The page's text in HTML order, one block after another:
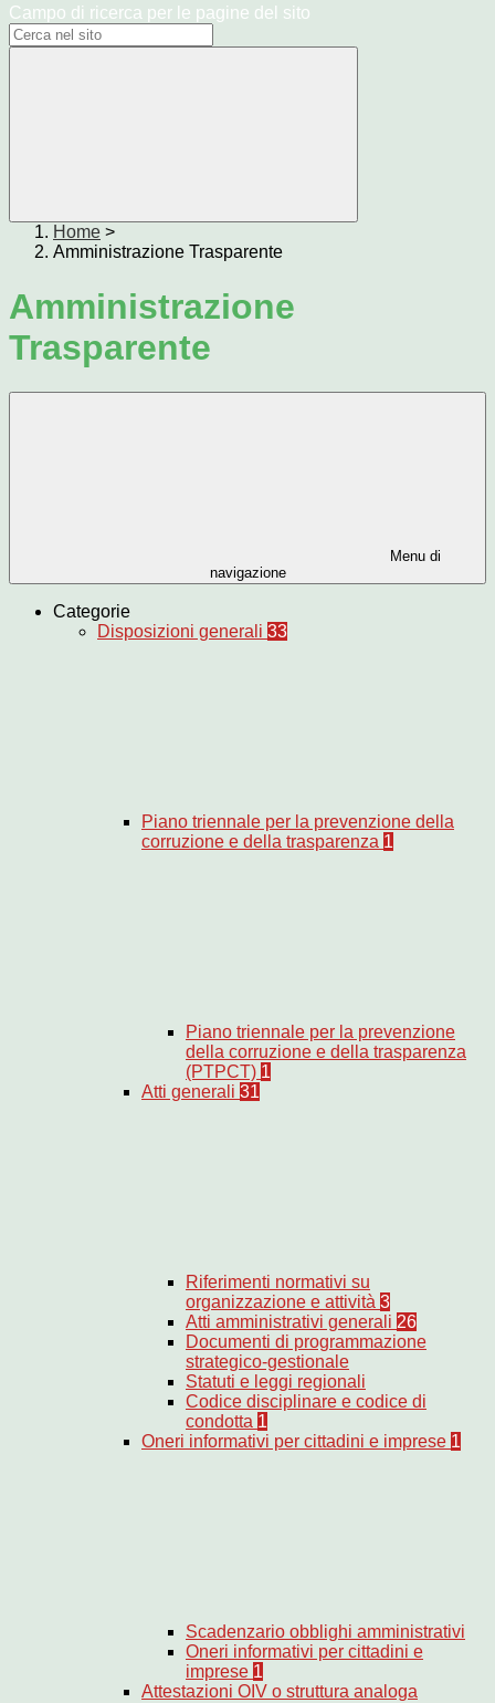
Campo di ricerca per le pagine del sito
Home >
Amministrazione Trasparente
Amministrazione
Trasparente
Menu di
navigazione
Categorie
Disposizioni generali 33
Piano triennale per la prevenzione della
corruzione e della trasparenza 1
Piano triennale per la prevenzione
della corruzione e della trasparenza
(PTPCT) 1
Atti generali 31
Riferimenti normativi su
organizzazione e attività 3
Atti amministrativi generali 26
Documenti di programmazione
strategico-gestionale
Statuti e leggi regionali
Codice disciplinare e codice di
condotta 1
Oneri informativi per cittadini e imprese 1
Scadenzario obblighi amministrativi
Oneri informativi per cittadini e
imprese 1
Attestazioni OIV o struttura analoga